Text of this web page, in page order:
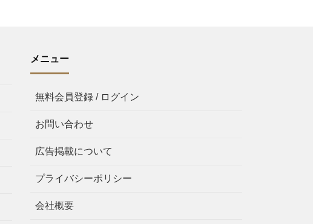
メニュー
無料会員登録 / ログイン
お問い合わせ
広告掲載について
プライバシーポリシー
会社概要